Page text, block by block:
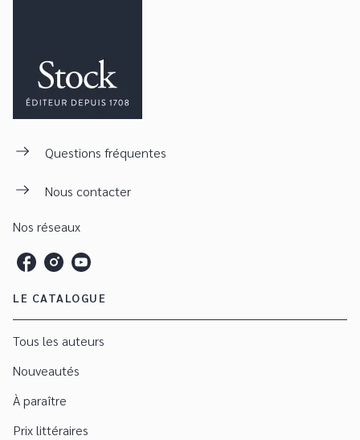
Questions fréquentes
Nous contacter
Nos réseaux
LE CATALOGUE
Tous les auteurs
Nouveautés
À paraître
Prix littéraires